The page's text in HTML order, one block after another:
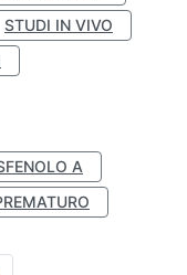
STUDI IN VIVO
A